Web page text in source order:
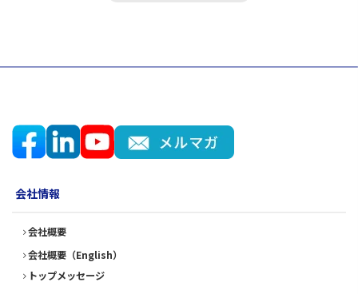
会社情報
会社概要
会社概要（English）
トップメッセージ